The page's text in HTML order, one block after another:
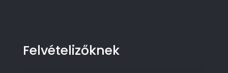
Felvételizőknek